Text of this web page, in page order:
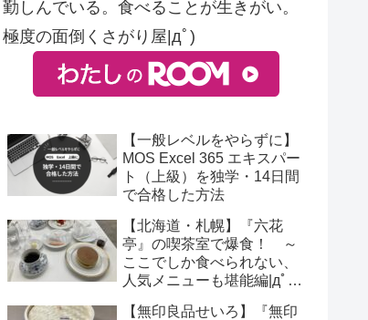
勤しんでいる。食べることが生きがい。
極度の面倒くさがり屋|дﾟ)
【一般レベルをやらずに】
MOS Excel 365 エキスパー
ト（上級）を独学・14日間
で合格した方法
【北海道・札幌】『六花
亭』の喫茶室で爆食！ ～
ここでしか食べられない、
人気メニューも堪能編|дﾟ)
【無印良品せいろ】『無印